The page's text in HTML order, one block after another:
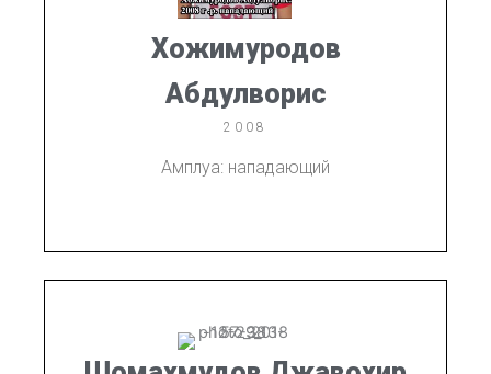
Хожимуродов
Абдулворис
2008
Амплуа: нападающий